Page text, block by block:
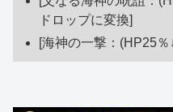
ドロップに変換]
[海神の一撃：(HP25